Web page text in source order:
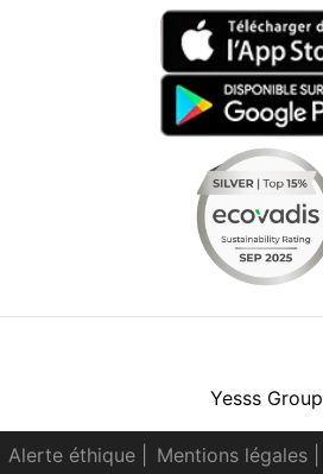
Yesss Group
Alerte éthique Mentions légales